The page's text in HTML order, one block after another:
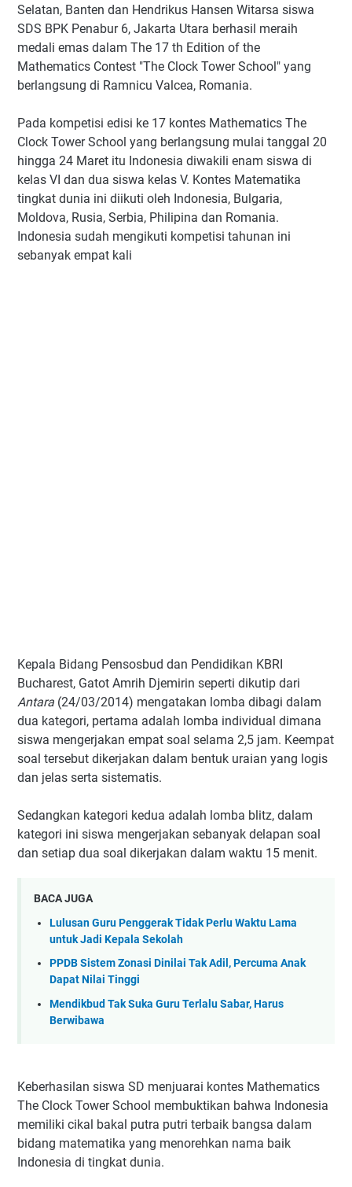
Selatan, Banten dan Hendrikus Hansen Witarsa siswa
SDS BPK Penabur 6, Jakarta Utara berhasil meraih
medali emas dalam The 17 th Edition of the
Mathematics Contest "The Clock Tower School" yang
berlangsung di Ramnicu Valcea, Romania.
Pada kompetisi edisi ke 17 kontes Mathematics The
Clock Tower School yang berlangsung mulai tanggal 20
hingga 24 Maret itu Indonesia diwakili enam siswa di
kelas VI dan dua siswa kelas V. Kontes Matematika
tingkat dunia ini diikuti oleh Indonesia, Bulgaria,
Moldova, Rusia, Serbia, Philipina dan Romania.
Indonesia sudah mengikuti kompetisi tahunan ini
sebanyak empat kali
Kepala Bidang Pensosbud dan Pendidikan KBRI
Bucharest, Gatot Amrih Djemirin seperti dikutip dari
Antara (24/03/2014) mengatakan lomba dibagi dalam
dua kategori, pertama adalah lomba individual dimana
siswa mengerjakan empat soal selama 2,5 jam. Keempat
soal tersebut dikerjakan dalam bentuk uraian yang logis
dan jelas serta sistematis.
Sedangkan kategori kedua adalah lomba blitz, dalam
kategori ini siswa mengerjakan sebanyak delapan soal
dan setiap dua soal dikerjakan dalam waktu 15 menit.
BACA JUGA
Lulusan Guru Penggerak Tidak Perlu Waktu Lama
untuk Jadi Kepala Sekolah
PPDB Sistem Zonasi Dinilai Tak Adil, Percuma Anak
Dapat Nilai Tinggi
Mendikbud Tak Suka Guru Terlalu Sabar, Harus
Berwibawa
Keberhasilan siswa SD menjuarai kontes Mathematics
The Clock Tower School membuktikan bahwa Indonesia
memiliki cikal bakal putra putri terbaik bangsa dalam
bidang matematika yang menorehkan nama baik
Indonesia di tingkat dunia.